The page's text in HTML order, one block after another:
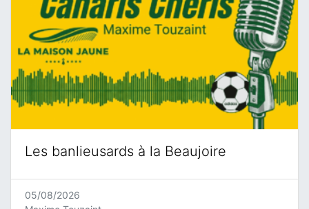
Les banlieusards à la Beaujoire
05/08/2026